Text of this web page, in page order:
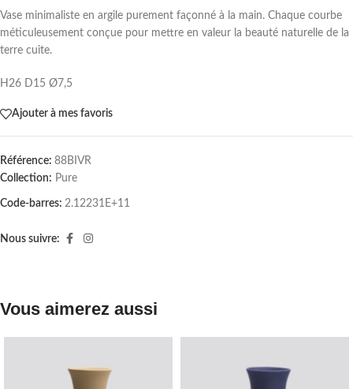
Vase minimaliste en argile purement façonné à la main. Chaque courbe
méticuleusement conçue pour mettre en valeur la beauté naturelle de la
terre cuite.
H26 D15 Ø7,5
Ajouter à mes favoris
Référence: 88BIVR
Collection: Pure
Code-barres: 2.12231E+11
Nous suivre:
Vous aimerez aussi